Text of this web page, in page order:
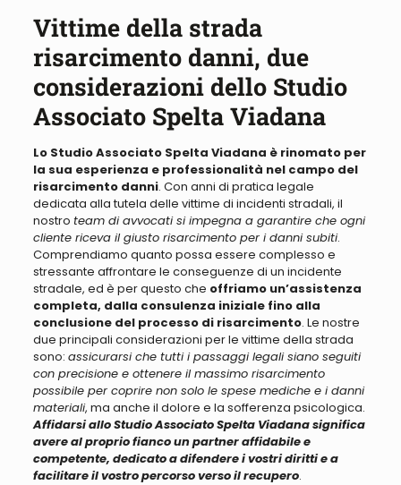
Vittime della strada
risarcimento danni, due
considerazioni dello Studio
Associato Spelta Viadana
Lo Studio Associato Spelta Viadana è rinomato per
la sua esperienza e professionalità nel campo del
risarcimento danni. Con anni di pratica legale
dedicata alla tutela delle vittime di incidenti stradali, il
nostro team di avvocati si impegna a garantire che ogni
cliente riceva il giusto risarcimento per i danni subiti.
Comprendiamo quanto possa essere complesso e
stressante affrontare le conseguenze di un incidente
stradale, ed è per questo che offriamo un’assistenza
completa, dalla consulenza iniziale fino alla
conclusione del processo di risarcimento. Le nostre
due principali considerazioni per le vittime della strada
sono: assicurarsi che tutti i passaggi legali siano seguiti
con precisione e ottenere il massimo risarcimento
possibile per coprire non solo le spese mediche e i danni
materiali, ma anche il dolore e la sofferenza psicologica.
Affidarsi allo Studio Associato Spelta Viadana significa
avere al proprio fianco un partner affidabile e
competente, dedicato a difendere i vostri diritti e a
facilitare il vostro percorso verso il recupero.